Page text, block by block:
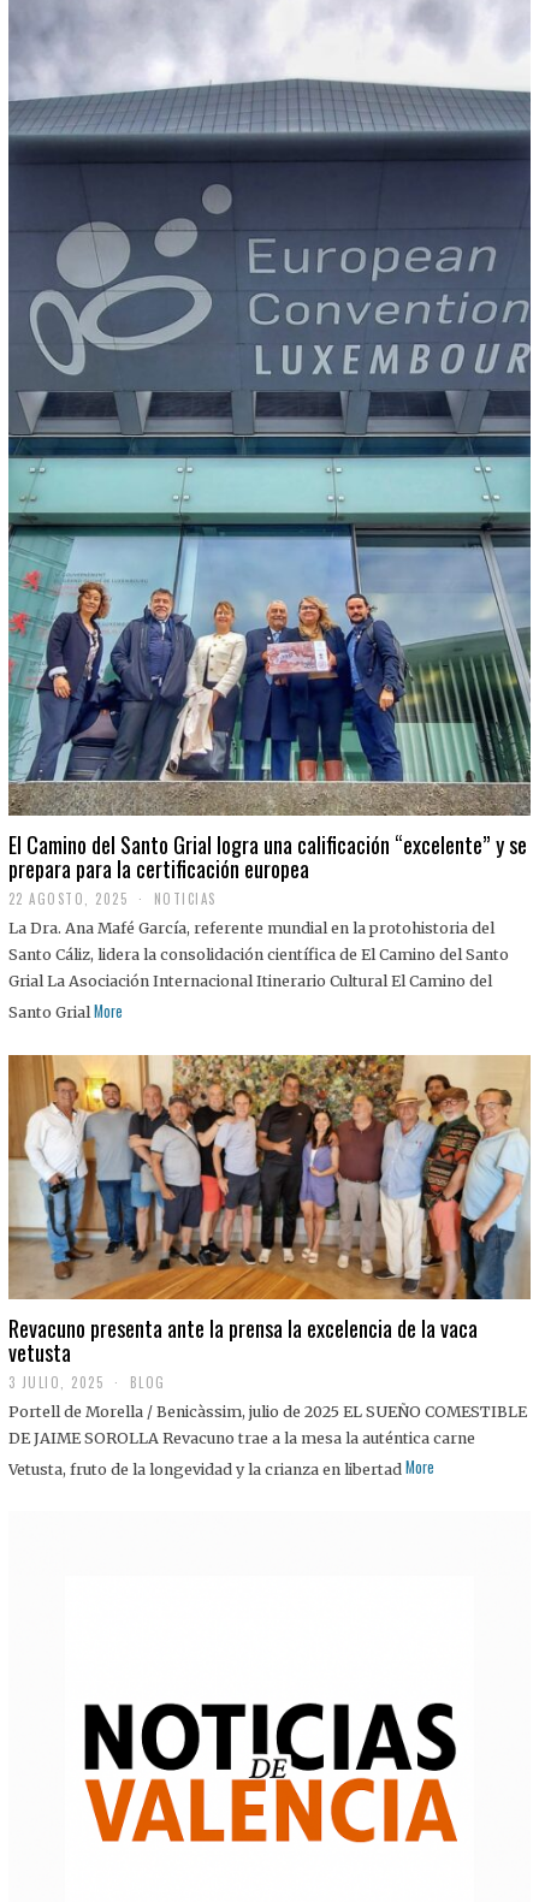
El Camino del Santo Grial logra una calificación “excelente” y se
prepara para la certificación europea
22 AGOSTO, 2025
2
A
G
O
S
2
5
NOTICIAS
La Dra. Ana Mafé García, referente mundial en la protohistoria del
Santo Cáliz, lidera la consolidación científica de El Camino del Santo
Grial La Asociación Internacional Itinerario Cultural El Camino del
Santo Grial More
Revacuno presenta ante la prensa la excelencia de la vaca
vetusta
3 JULIO, 2025
J
U
I
BLOG
Portell de Morella / Benicàssim, julio de 2025 EL SUEÑO COMESTIBLE
DE JAIME SOROLLA Revacuno trae a la mesa la auténtica carne
Vetusta, fruto de la longevidad y la crianza en libertad More